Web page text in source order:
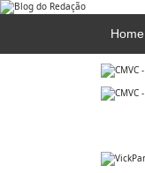
Home